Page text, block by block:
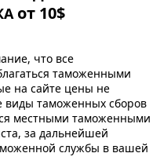
от 10$
что все
таможенными
на сайте цены не
таможенных сборов
местными таможенными
за дальнейшей
службы в вашей